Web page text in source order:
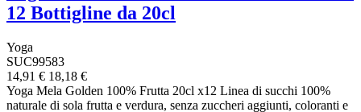
12 Bottigline da 20cl
Yoga
SUC99583
14,91 € 18,18 €
Yoga Mela Golden 100% Frutta 20cl x12 Linea di succhi 100%
naturale di sola frutta e verdura, senza zuccheri aggiunti, coloranti e